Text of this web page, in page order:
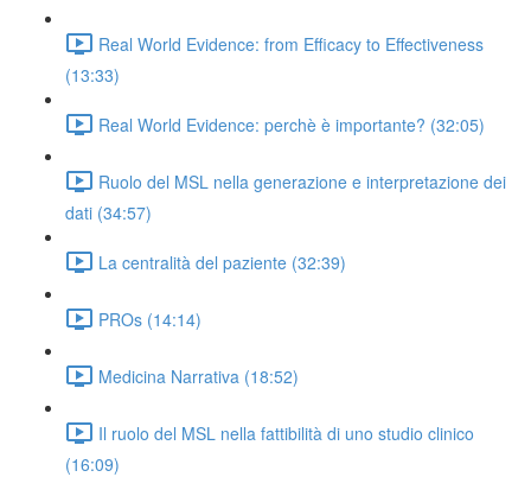
Real World Evidence: from Efficacy to Effectiveness
(13:33)
Real World Evidence: perchè è importante? (32:05)
Ruolo del MSL nella generazione e interpretazione dei
dati (34:57)
La centralità del paziente (32:39)
PROs (14:14)
Medicina Narrativa (18:52)
Il ruolo del MSL nella fattibilità di uno studio clinico
(16:09)